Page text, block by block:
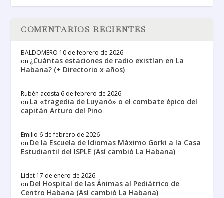
COMENTARIOS RECIENTES
BALDOMERO 10 de febrero de 2026
on ¿Cuántas estaciones de radio existían en La
Habana? (+ Directorio x años)
Rubén acosta 6 de febrero de 2026
on La «tragedia de Luyanó» o el combate épico del
capitán Arturo del Pino
Emilio 6 de febrero de 2026
on De la Escuela de Idiomas Máximo Gorki a la Casa
Estudiantil del ISPLE (Así cambió La Habana)
Lidet 17 de enero de 2026
on Del Hospital de las Ánimas al Pediátrico de
Centro Habana (Así cambió La Habana)